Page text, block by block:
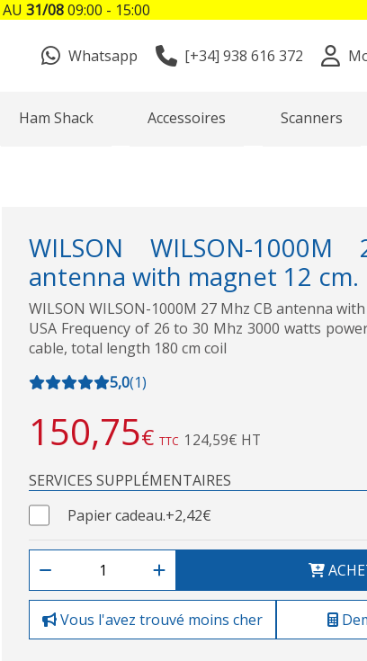
Whatsapp [+34] 938 616 372
Ham Shack Accessoires Scanners
WILSON WILSON-
antenna with magnet 12 cm.
WILSON WILSON-1000M 27 Mhz CB antenna
USA Frequency of 26 to 30 Mhz 3000 watts
cable, total length 180 cm coil
5,0(1)
150,75€ TTC 124,59€ HT
SERVICES SUPPLÉMENTAIRES
Papier cadeau.+2,42€
Vous l'avez trouvé moins cher
AU 31/0809:00 - 15:00